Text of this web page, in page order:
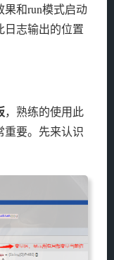
和run模式启动
日志输出的位置
，熟练的使用此
重要。先来认识